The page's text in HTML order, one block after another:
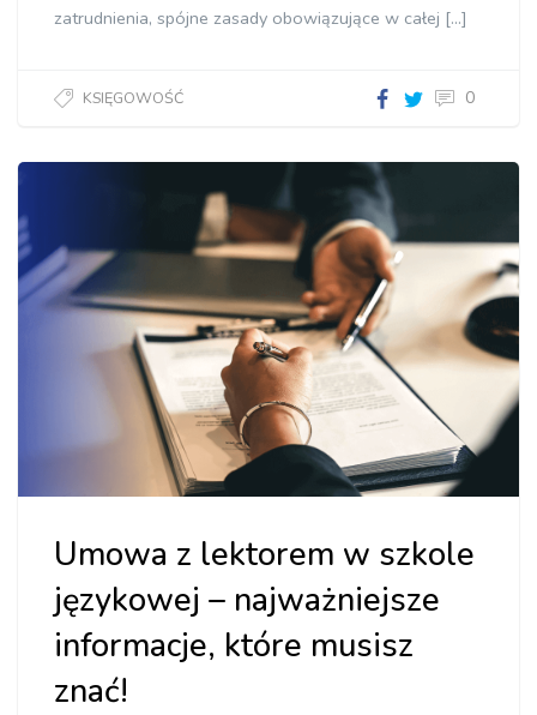
zatrudnienia, spójne zasady obowiązujące w całej […]
KSIĘGOWOŚĆ 0
Umowa z lektorem w szkole
językowej – najważniejsze
informacje, które musisz
znać!